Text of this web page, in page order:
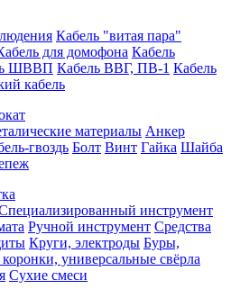
Кабель "витая пара"
для домофона Кабель
ШВВП Кабель ВВГ, ПВ-1 Кабель
кабель
материалы Анкер
гвоздь Болт Винт Гайка Шайба
инструмент
Ручной инструмент Средства
Круги, электроды Буры,
универсальные свёрла
Сухие смеси